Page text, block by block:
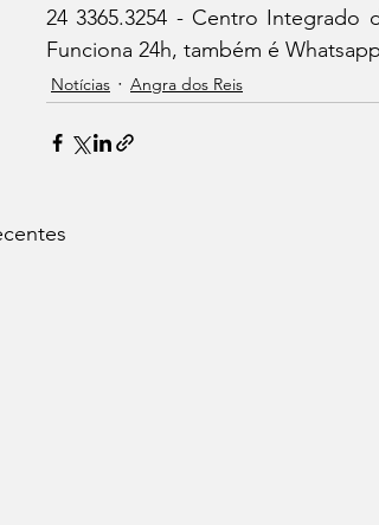
24 3365.3254 - Centro Integrado
Funciona 24h, também é
Notícias Angra dos Reis